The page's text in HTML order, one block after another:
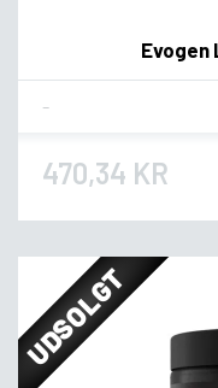
Evogen
470,34 KR
UDSOLGT